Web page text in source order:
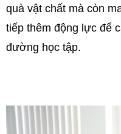
quà vật chất mà còn
tiếp thêm động lực để
đường học tập.